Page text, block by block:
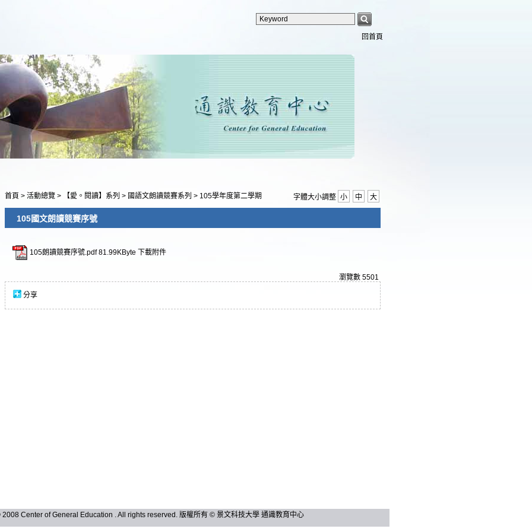
回首頁
首頁 > 活動總覽 > 【愛。閱讀】系列 > 國語文朗讀競賽系列 > 105學年度第二學期 字體大小調整 小 中 大
105國文朗讀競賽序號
105朗讀競賽序號.pdf 81.99KByte 下載附件
瀏覽數 5501
分享
Center of General Education . All rights reserved. 版權所有 © 景文科技大學 通識教育中心